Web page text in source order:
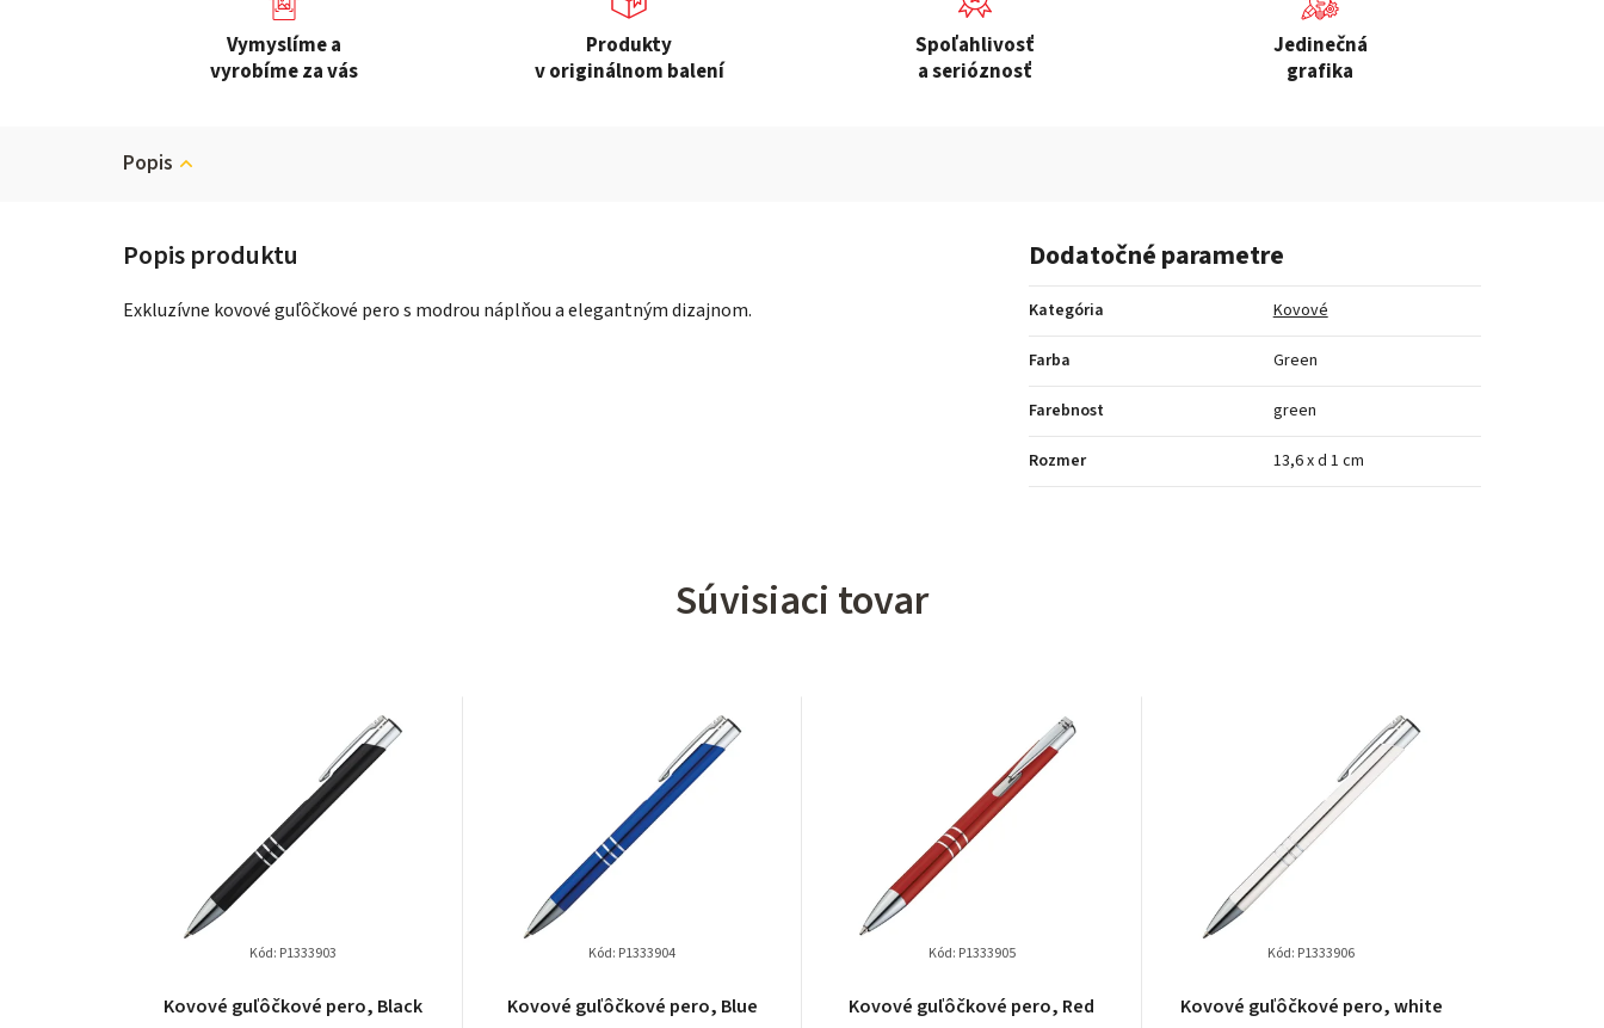
Vymyslíme a
vyrobíme za vás
Produkty
v originálnom balení
Spoľahlivosť
a serióznosť
Jedinečná
grafika
Popis
Exkluzívne kovové guľôčkové pero s modrou náplňou a elegantným dizajnom.
Dodatočné parametre
Kategória Kovové
Farba Green
Farebnost green
Rozmer 13,6 x d 1 cm
Súvisiaci tovar
Kovové guľôčkové pero, Black
Kód: P1333903
Kovové guľôčkové pero, Blue
Kód: P1333904
Kovové guľôčkové pero, Red
Kód: P1333905
Kovové guľôčkové pero, white
Kód: P1333906